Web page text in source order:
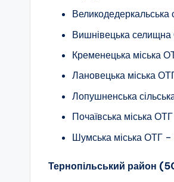
Великодедеркальська
Вишнівецька
Кременецька міська
Лановецька міська
Лопушненська
Почаївська міська
Шумська міська ОТГ –
Тернопільський район